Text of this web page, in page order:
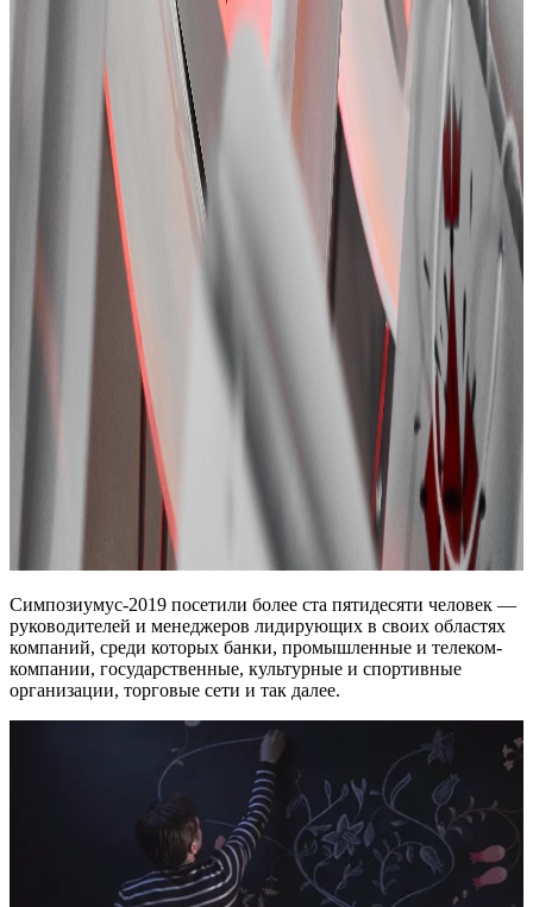
Симпозиумус-2019 посетили более ста пятидесяти человек —
руководителей и менеджеров лидирующих в своих областях
компаний, среди которых банки, промышленные и телеком-
компании, государственные, культурные и спортивные
организации, торговые сети и так далее.